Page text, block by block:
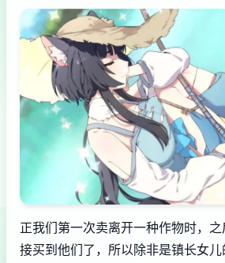
正我们第一次卖离开一种作物时，
接买到他们了，所以除非是镇长女儿